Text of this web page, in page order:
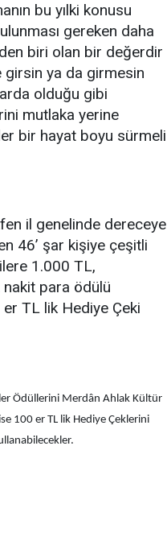
bu yılki konusu
gereken daha
biri olan bir değerdir
girsin ya da girmesin
olduğu gibi
mutlaka yerine
bir hayat boyu sürmeli
il genelinde dereceye
46’ şar kişiye çeşitli
1.000 TL,
para ödülü
TL lik Hediye Çeki
Ödüllerini Merdân Ahlak Kültür
100 er TL lik Hediye Çeklerini